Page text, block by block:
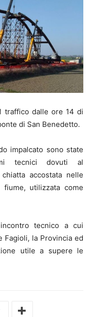
traffico dalle ore 14 di
di San Benedetto.
impalcato sono state
tecnici dovuti al
accostata nelle
utilizzata come
tecnico a cui
Fagioli, la Provincia ed
utile a supere le